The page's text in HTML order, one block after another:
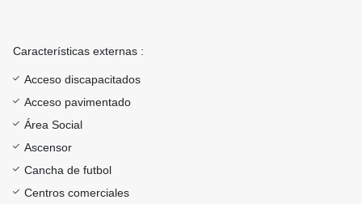
Características externas :
Acceso discapacitados
Acceso pavimentado
Área Social
Ascensor
Cancha de futbol
Centros comerciales